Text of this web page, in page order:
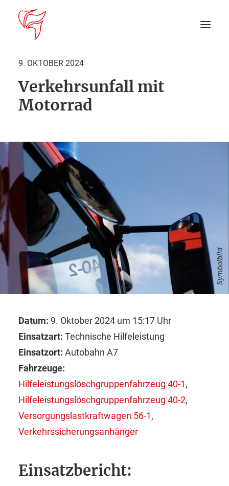
Startseite
DEIN EINSATZ
Suche
9. OKTOBER 2024
Verkehrsunfall mit
Motorrad
Symbolbild
Datum: 9. Oktober 2024 um 15:17 Uhr
Einsatzart: Technische Hilfeleistung
Einsatzort: Autobahn A7
Fahrzeuge:
Hilfeleistungslöschgruppenfahrzeug 40-1,
Hilfeleistungslöschgruppenfahrzeug 40-2,
Versorgungslastkraftwagen 56-1,
Verkehrssicherungsanhänger
Einsatzbericht: